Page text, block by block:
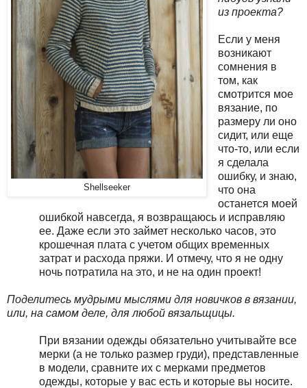
Shellseeker
из проекта?
Если у меня
возникают
сомнения в
том, как
смотрится мое
вязание, по
размеру ли оно
сидит, или еще
что-то, или если
я сделала
ошибку, и знаю,
что она
останется моей
ошибкой навсегда, я возвращаюсь и исправляю
ее. Даже если это займет несколько часов, это
крошечная плата с учетом общих временных
затрат и расхода пряжи. И отмечу, что я не одну
ночь потратила на это, и не на один проект!
Поделитесь мудрыми мыслями для новичков в вязании,
или, на самом деле, для любой вязальщицы.
При вязании одежды обязательно учитывайте все
мерки (а не только размер груди), представленные
в модели, сравните их с мерками предметов
одежды, которые у вас есть и которые вы носите.